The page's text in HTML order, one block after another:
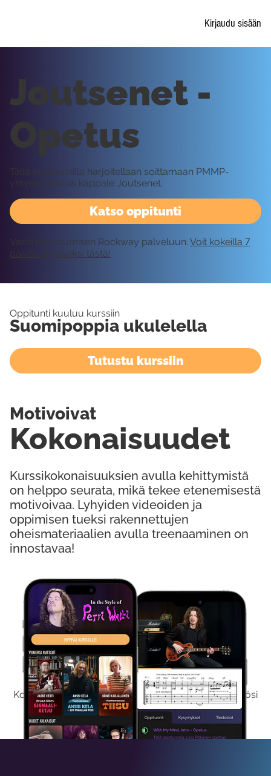
Kirjaudu sisään
Kokeile Ilmaiseksi
Kokeilemalla ilmaiseksi saat koko sisältömme käyttöösi
viikon ajaksi.
Katso oppitunti
Joutsenet -
Opetus
Tällä oppitunnilla harjoitellaan soittamaan PMMP-
yhtyeen kaunis kappale Joutsenet.
Vaatii kirjautumisen Rockway palveluun. Voit kokeilla 7
päivää ilmaiseksi tästä!
Oppitunti kuuluu kurssiin
Suomipoppia ukulelella
Tutustu kurssiin
Kurssikokonaisuuksien avulla kehittymistä
on helppo seurata, mikä tekee etenemisestä
motivoivaa. Lyhyiden videoiden ja
oppimisen tueksi rakennettujen
oheismateriaalien avulla treenaaminen on
innostavaa!
Kokonaisuudet
Motivoivat